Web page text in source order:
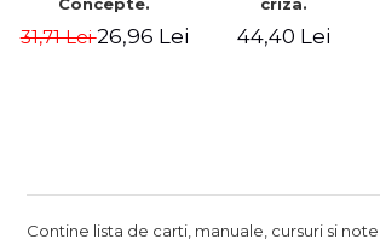
Modele
31,71 Lei26,96 Lei
organizationala
44,40 Lei
Contine lista de carti, manuale, cursuri si